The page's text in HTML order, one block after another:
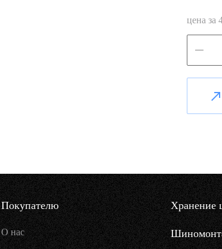
цена за
Покупателю
О нас
Хранение